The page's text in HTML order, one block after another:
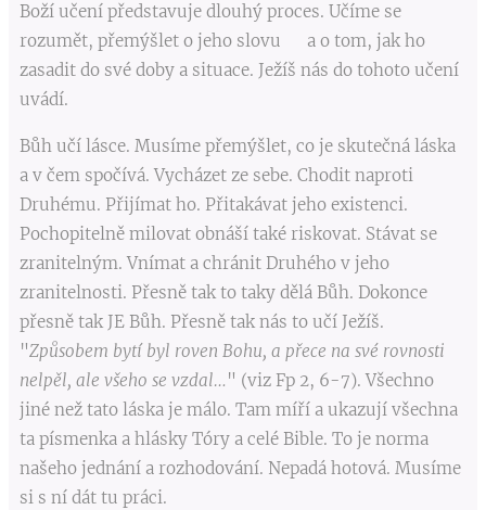
Boží učení představuje dlouhý proces. Učíme se
rozumět, přemýšlet o jeho slovu a o tom, jak ho
zasadit do své doby a situace. Ježíš nás do tohoto učení
uvádí.
Bůh učí lásce. Musíme přemýšlet, co je skutečná láska
a v čem spočívá. Vycházet ze sebe. Chodit naproti
Druhému. Přijímat ho. Přitakávat jeho existenci.
Pochopitelně milovat obnáší také riskovat. Stávat se
zranitelným. Vnímat a chránit Druhého v jeho
zranitelnosti. Přesně tak to taky dělá Bůh. Dokonce
přesně tak JE Bůh. Přesně tak nás to učí Ježíš.
"Způsobem bytí byl roven Bohu, a přece na své rovnosti
nelpěl, ale všeho se vzdal… " (viz Fp 2, 6-7). Všechno
jiné než tato láska je málo. Tam míří a ukazují všechna
ta písmenka a hlásky Tóry a celé Bible. To je norma
našeho jednání a rozhodování. Nepadá hotová. Musíme
si s ní dát tu práci.